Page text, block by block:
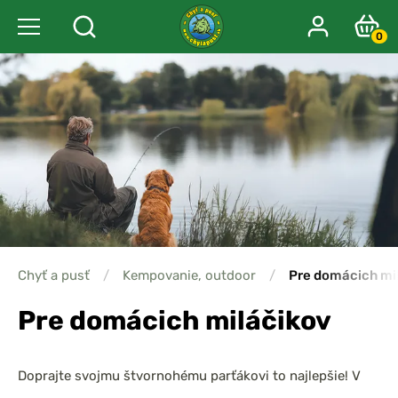
0
Chyť a pusť / Kempovanie, outdoor / Pre domácich
Pre domácich miláčikov
Doprajte svojmu štvornohému parťákovi to najlepšie! V